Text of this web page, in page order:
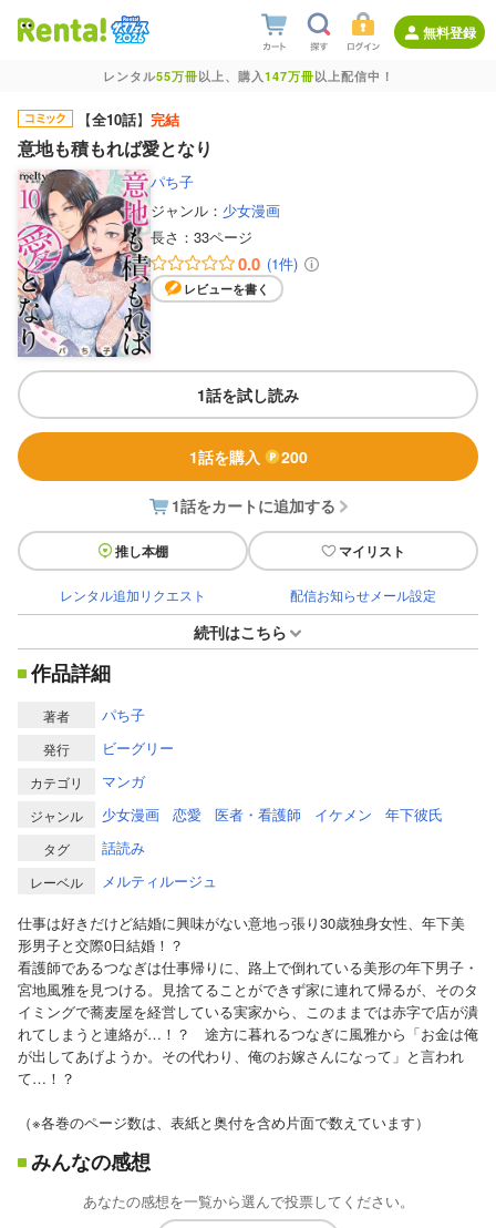
無料登録
レンタル55万冊以上、購入147万冊以上配信中！
【全10話】 完結
意地も積もれば愛となり
パち子
ジャンル： 少女漫画
長さ： 33ページ
0.0 (1件)
レビューを書く
1話を試し読み
1話を購入 200
1話をカートに追加する
推し本棚 マイリスト
レンタル追加リクエスト 配信お知らせメール設定
続刊はこちら
作品詳細
著者 パち子
発行 ビーグリー
カテゴリ マンガ
ジャンル 少女漫画 恋愛 医者・看護師 イケメン 年下彼氏
タグ 話読み
レーベル
メルティルージュ
仕事は好きだけど結婚に興味がない意地っ張り30歳独身女性、年下美
形男子と交際0日結婚！？
看護師であるつなぎは仕事帰りに、路上で倒れている美形の年下男子・
宮地風雅を見つける。見捨てることができず家に連れて帰るが、そのタ
イミングで蕎麦屋を経営している実家から、このままでは赤字で店が潰
れてしまうと連絡が…！？ 途方に暮れるつなぎに風雅から「お金は俺
が出してあげようか。その代わり、俺のお嫁さんになって」と言われ
て…！？
（※各巻のページ数は、表紙と奥付を含め片面で数えています）
みんなの感想
あなたの感想を一覧から選んで投票してください。